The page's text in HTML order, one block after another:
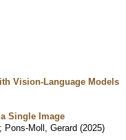
Vision-Language Models
Single Image
; Pons-Moll, Gerard (2025)